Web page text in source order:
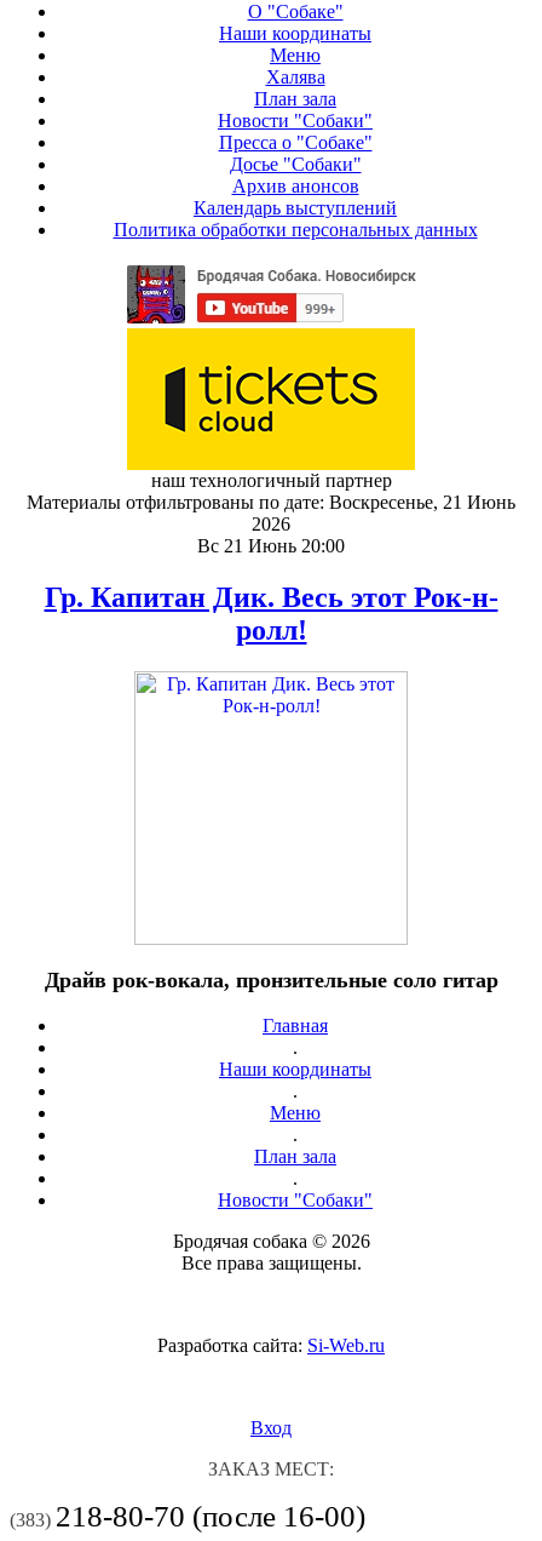
О "Собаке"
Наши координаты
Меню
Халява
План зала
Новости "Собаки"
Пресса о "Собаке"
Досье "Собаки"
Архив анонсов
Календарь выступлений
Политика обработки персональных данных
наш технологичный партнер
Материалы отфильтрованы по дате: Воскресенье, 21 Июнь
2026
Вс 21 Июнь 20:00
Гр. Капитан Дик. Весь этот Рок-н-
ролл!
Драйв рок-вокала, пронзительные соло гитар
Главная
.
Наши координаты
.
Меню
.
План зала
.
Новости "Собаки"
Бродячая собака © 2026
Все права защищены.
Разработка сайта: Si-Web.ru
Вход
ЗАКАЗ МЕСТ:
(383) 218-80-70 (после 16-00)